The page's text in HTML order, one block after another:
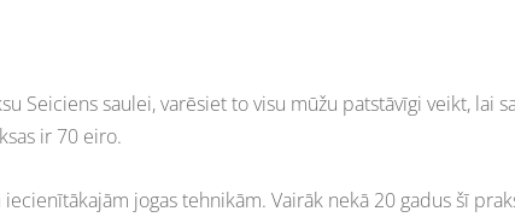
Seiciens saulei, varēsiet to visu mūžu patstāvīgi veikt,
ir 70 eiro.
jogas tehnikām. Vairāk nekā 20 gadus šī